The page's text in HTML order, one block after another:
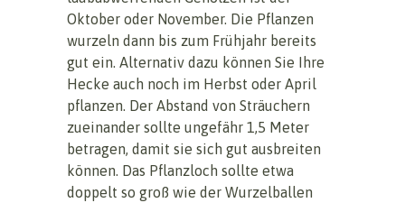
Oktober oder November. Die Pflanzen
wurzeln dann bis zum Frühjahr bereits
gut ein. Alternativ dazu können Sie Ihre
Hecke auch noch im Herbst oder April
pflanzen. Der Abstand von Sträuchern
zueinander sollte ungefähr 1,5 Meter
betragen, damit sie sich gut ausbreiten
können. Das Pflanzloch sollte etwa
doppelt so groß wie der Wurzelballen